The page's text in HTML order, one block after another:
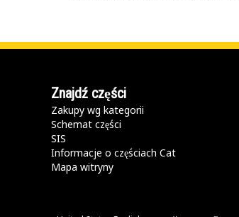
Znajdź części
Zakupy wg kategorii
Schemat części
SIS
Informacje o częściach Cat
Mapa witryny